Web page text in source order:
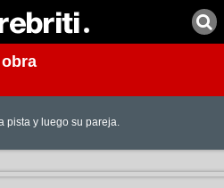
pista y luego su pareja.